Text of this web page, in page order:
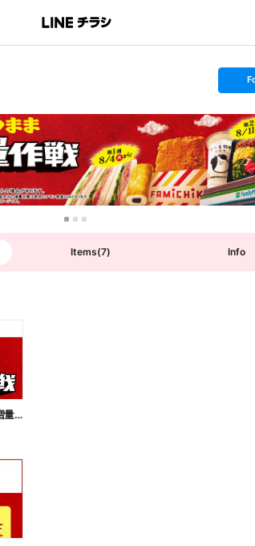
s
t
o
l
l
o
w
Items(7) Info
【おトク】お値段そのまま!45%増量作戦!